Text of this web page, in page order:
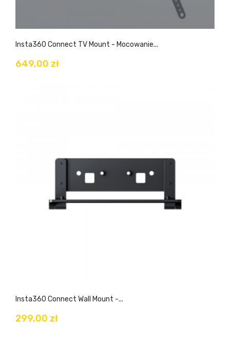
Insta360 Connect TV Mount - Mocowanie...
649,00 zł
Insta360 Connect Wall Mount -...
299,00 zł